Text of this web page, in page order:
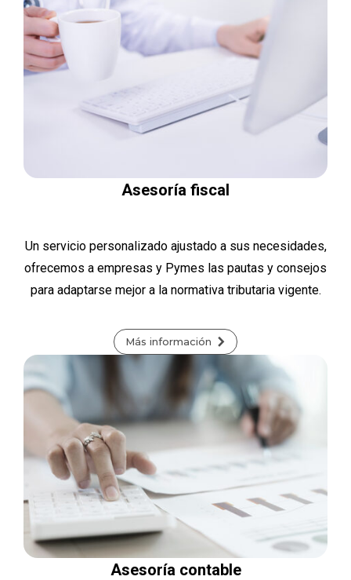
Asesoría fiscal
Un servicio personalizado ajustado a sus necesidades,
ofrecemos a empresas y Pymes las pautas y consejos
para adaptarse mejor a la normativa tributaria vigente.
Más información
Asesoría contable